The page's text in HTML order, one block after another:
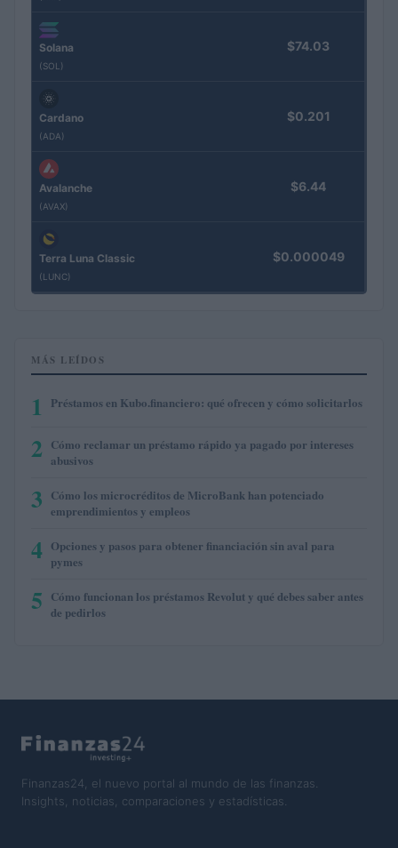
Solana
(SOL)
$74.03
Cardano
(ADA)
$0.201
Avalanche
(AVAX)
$6.44
Terra Luna Classic
(LUNC)
$0.000049
MÁS LEÍDOS
1 Préstamos en Kubo.financiero: qué ofrecen y cómo solicitarlos
2 Cómo reclamar un préstamo rápido ya pagado por intereses
abusivos
3 Cómo los microcréditos de MicroBank han potenciado
emprendimientos y empleos
4 Opciones y pasos para obtener financiación sin aval para
pymes
5 Cómo funcionan los préstamos Revolut y qué debes saber antes
de pedirlos
Finanzas24, el nuevo portal al mundo de las finanzas.
Insights, noticias, comparaciones y estadísticas.